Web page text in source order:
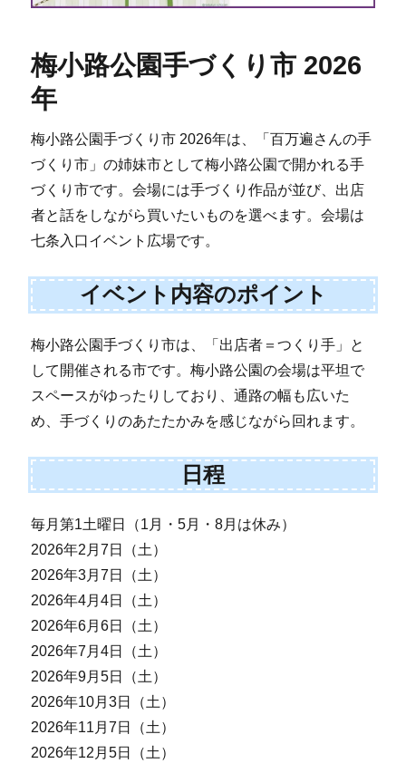
梅小路公園手づくり市 2026
年
梅小路公園手づくり市 2026年は、「百万遍さんの手
づくり市」の姉妹市として梅小路公園で開かれる手
づくり市です。会場には手づくり作品が並び、出店
者と話をしながら買いたいものを選べます。会場は
七条入口イベント広場です。
イベント内容のポイント
梅小路公園手づくり市は、「出店者＝つくり手」と
して開催される市です。梅小路公園の会場は平坦で
スペースがゆったりしており、通路の幅も広いた
め、手づくりのあたたかみを感じながら回れます。
日程
毎月第1土曜日（1月・5月・8月は休み）
2026年2月7日（土）
2026年3月7日（土）
2026年4月4日（土）
2026年6月6日（土）
2026年7月4日（土）
2026年9月5日（土）
2026年10月3日（土）
2026年11月7日（土）
2026年12月5日（土）